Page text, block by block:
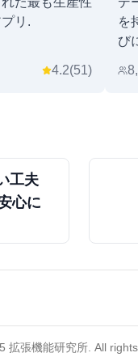
リ.
4.2(51)
を
び
工夫
心に
拡張機能研究所. All